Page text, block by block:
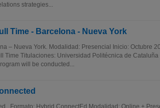
strategies...
Time - Barcelona - Nueva York
– Nueva York. Modalidad: Presencial Inicio: Octubre
Time Titulaciones: Universidad Politécnica de
will be conducted...
. Formato: Hybrid ConnectEd Modalidad: Online +